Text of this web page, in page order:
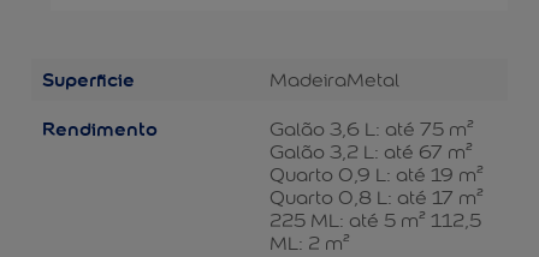
Superficie MadeiraMetal
Rendimento
Galão 3,6 L: até 75 m²
Galão 3,2 L: até 67 m²
Quarto 0,9 L: até 19 m²
Quarto 0,8 L: até 17 m²
225 ML: até 5 m² 112,5
ML: 2 m²